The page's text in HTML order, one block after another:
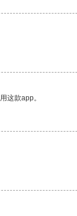
这款app。